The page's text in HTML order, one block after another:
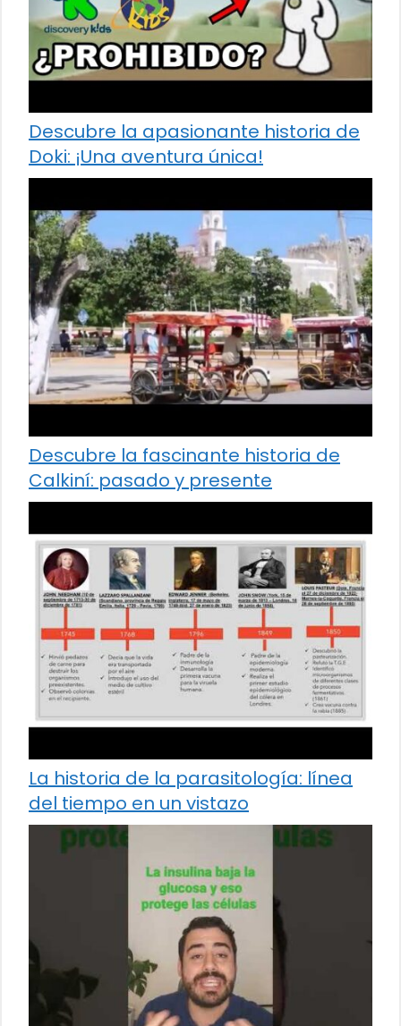
Descubre la apasionante historia de
Doki: ¡Una aventura única!
Descubre la fascinante historia de
Calkiní: pasado y presente
La historia de la parasitología: línea
del tiempo en un vistazo